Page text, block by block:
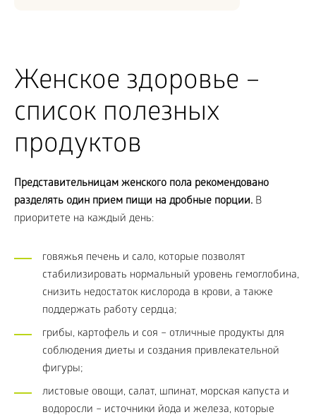
Женское здоровье –
список полезных
продуктов
Представительницам женского пола рекомендовано
разделять один прием пищи на дробные порции. В
приоритете на каждый день:
говяжья печень и сало, которые позволят
стабилизировать нормальный уровень гемоглобина,
снизить недостаток кислорода в крови, а также
поддержать работу сердца;
грибы, картофель и соя – отличные продукты для
соблюдения диеты и создания привлекательной
фигуры;
листовые овощи, салат, шпинат, морская капуста и
водоросли – источники йода и железа, которые